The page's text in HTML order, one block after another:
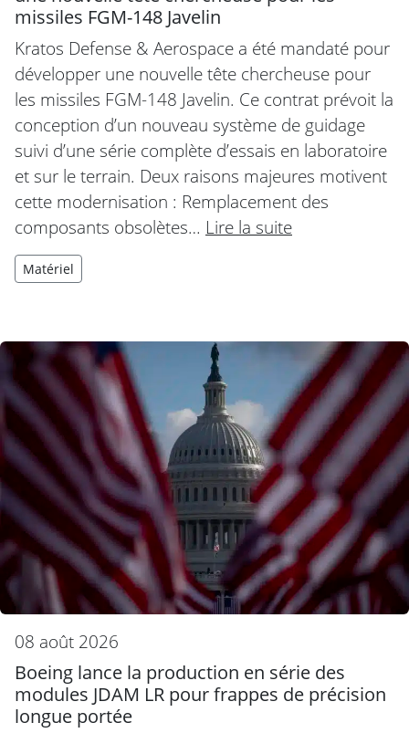
missiles FGM-148 Javelin
Kratos Defense & Aerospace a été mandaté pour
développer une nouvelle tête chercheuse pour
les missiles FGM-148 Javelin. Ce contrat prévoit la
conception d’un nouveau système de guidage
suivi d’une série complète d’essais en laboratoire
et sur le terrain. Deux raisons majeures motivent
cette modernisation : Remplacement des
composants obsolètes… Lire la suite
Matériel
08 août 2026
Boeing lance la production en série des
modules JDAM LR pour frappes de précision
longue portée